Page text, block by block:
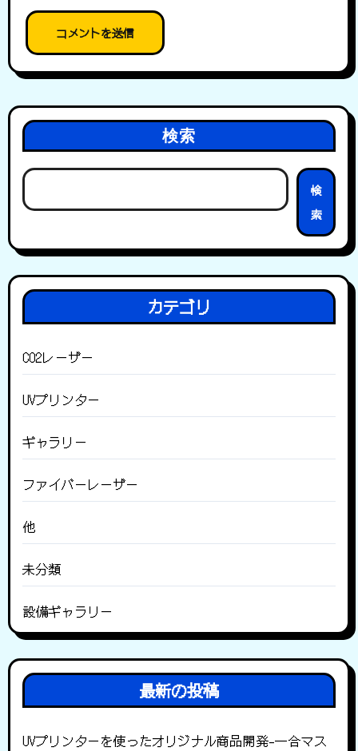
検索
検
索
カテゴリ
CO2レーザー
UVプリンター
ギャラリー
ファイバーレーザー
他
未分類
設備ギャラリー
最新の投稿
UVプリンターを使ったオリジナル商品開発-一合マス